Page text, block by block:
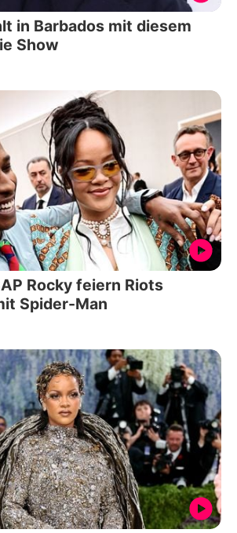
in Barbados mit diesem
Show
Rocky feiern Riots
Spider-Man